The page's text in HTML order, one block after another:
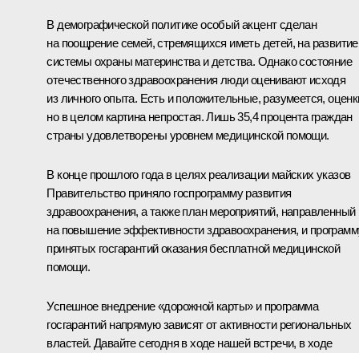
В демографической политике особый акцент сделан
на поощрение семей, стремящихся иметь детей, на развитие
системы охраны материнства и детства. Однако состояние
отечественного здравоохранения люди оценивают исходя
из личного опыта. Есть и положительные, разумеется,
но в целом картина непростая. Лишь 35,4 процента граждан
страны удовлетворены уровнем медицинской помощи.
В конце прошлого года в целях реализации майских указов
Правительство приняло госпрограмму развития
здравоохранения, а также план мероприятий, направленный
на повышение эффективности здравоохранения, и
принятых госгарантий оказания бесплатной медицинской
помощи.
Успешное внедрение «дорожной карты» и программа
госгарантий напрямую зависят от активности региональных
властей. Давайте сегодня в ходе нашей встречи, в ходе